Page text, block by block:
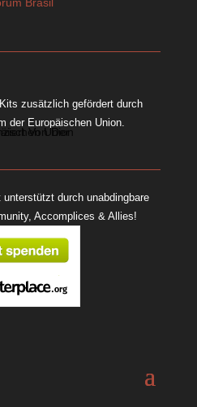
zusätzlich gefördert durch
der Europäischen Union.
durch unabdingbare
Accomplices & Allies!